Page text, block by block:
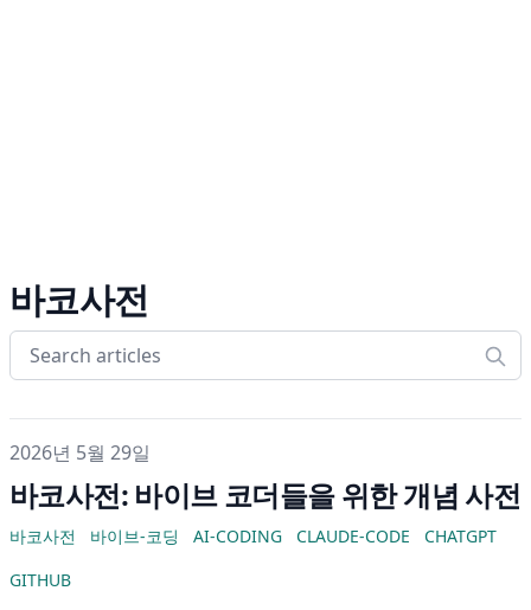
바코사전
게시일
2026년 5월 29일
바코사전: 바이브 코더들을 위한 개념 사전
바코사전 바이브-코딩 AI-CODING CLAUDE-CODE
CHATGPT
GITHUB